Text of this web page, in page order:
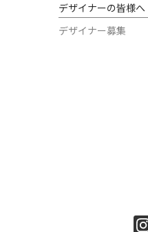
デザイナーの皆様へ
デザイナー募集